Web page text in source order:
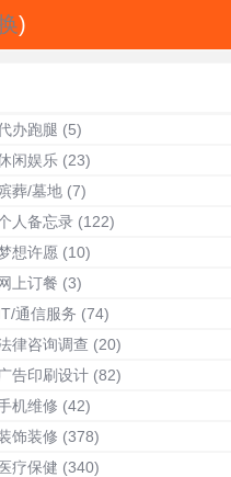
)
办跑腿 (5)
闲娱乐 (23)
葬/墓地 (7)
人备忘录 (122)
想许愿 (10)
网上订餐 (3)
通信服务 (74)
律咨询调查 (20)
广告印刷设计 (82)
机维修 (42)
饰装修 (378)
医疗保健 (340)